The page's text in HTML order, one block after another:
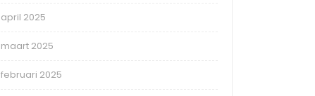
april 2025
maart 2025
februari 2025